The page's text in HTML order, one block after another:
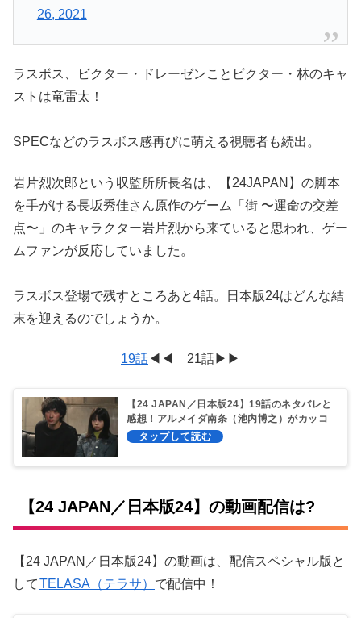
26, 2021
ラスボス、ビクター・ドレーゼンことビクター・林のキャ
ストは竜雷太！
SPECなどのラスボス感再びに萌える視聴者も続出。
岩片烈次郎という収監所所長名は、【24JAPAN】の脚本
を手がける長坂秀佳さん原作のゲーム「街 〜運命の交差
点〜」のキャラクター岩片烈から来ていると思われ、ゲー
ムファンが反応していました。
ラスボス登場で残すところあと4話。日本版24はどんな結
末を迎えるのでしょうか。
19話◀︎◀︎ 21話▶︎▶︎
【24 JAPAN／日本版24】19話のネタバレと
感想！アルメイダ南条（池内博之）がカッコ
イイ！
【24 JAPAN／日本版24】の動画配信は?
【24 JAPAN／日本版24】の動画は、配信スペシャル版と
してTELASA（テラサ） で配信中！